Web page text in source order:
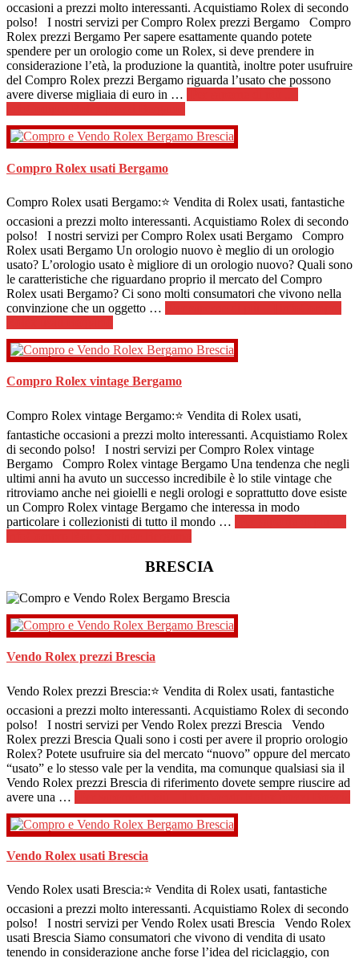
occasioni a prezzi molto interessanti. Acquistiamo Rolex di secondo
polso! I nostri servizi per Compro Rolex prezzi Bergamo Compro
Rolex prezzi Bergamo Per sapere esattamente quando potete
spendere per un orologio come un Rolex, si deve prendere in
considerazione l’età, la produzione la quantità, inoltre poter usufruire
del Compro Rolex prezzi Bergamo riguarda l’usato che possono
avere diverse migliaia di euro in …
Compro Rolex usati Bergamo
Compro Rolex usati Bergamo:⭐ Vendita di Rolex usati, fantastiche
occasioni a prezzi molto interessanti. Acquistiamo Rolex di secondo
polso! I nostri servizi per Compro Rolex usati Bergamo Compro
Rolex usati Bergamo Un orologio nuovo è meglio di un orologio
usato? L’orologio usato è migliore di un orologio nuovo? Quali sono
le caratteristiche che riguardano proprio il mercato del Compro
Rolex usati Bergamo? Ci sono molti consumatori che vivono nella
convinzione che un oggetto …
Compro Rolex vintage Bergamo
Compro Rolex vintage Bergamo:⭐ Vendita di Rolex usati,
fantastiche occasioni a prezzi molto interessanti. Acquistiamo Rolex
di secondo polso! I nostri servizi per Compro Rolex vintage
Bergamo Compro Rolex vintage Bergamo Una tendenza che negli
ultimi anni ha avuto un successo incredibile è lo stile vintage che
ritroviamo anche nei gioielli e negli orologi e soprattutto dove esiste
un Compro Rolex vintage Bergamo che interessa in modo
particolare i collezionisti di tutto il mondo …
BRESCIA
Vendo Rolex prezzi Brescia
Vendo Rolex prezzi Brescia:⭐ Vendita di Rolex usati, fantastiche
occasioni a prezzi molto interessanti. Acquistiamo Rolex di secondo
polso! I nostri servizi per Vendo Rolex prezzi Brescia Vendo
Rolex prezzi Brescia Quali sono i costi per avere il proprio orologio
Rolex? Potete usufruire sia del mercato “nuovo” oppure del mercato
“usato” e lo stesso vale per la vendita, ma comunque qualsiasi sia il
Vendo Rolex prezzi Brescia di riferimento dovete sempre riuscire ad
avere una …
Vendo Rolex usati Brescia
Vendo Rolex usati Brescia:⭐ Vendita di Rolex usati, fantastiche
occasioni a prezzi molto interessanti. Acquistiamo Rolex di secondo
polso! I nostri servizi per Vendo Rolex usati Brescia Vendo Rolex
usati Brescia Siamo consumatori che vivono di vendita di usato
tenendo in considerazione anche forse l’idea del riciclaggio, con